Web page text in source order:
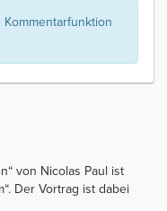
von Nicolas Paul ist
Der Vortrag ist dabei